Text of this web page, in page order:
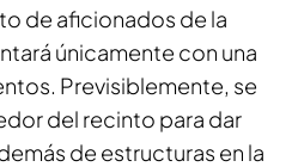
de aficionados de la
únicamente con una
Previsiblemente, se
del recinto para dar
de estructuras en la